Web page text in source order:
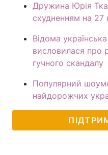
Дружина Юрія
схудненням на 27
Відома
висловилася про
гучного скандалу
Популярний
найдорожчих